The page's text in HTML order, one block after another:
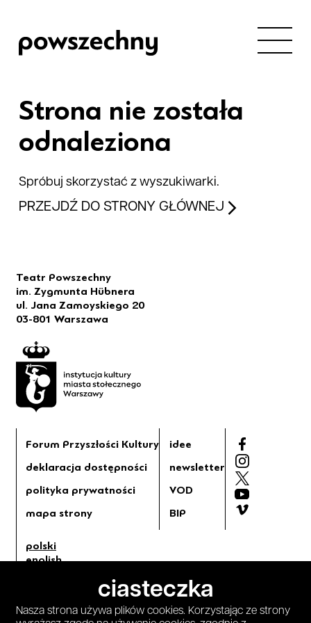
Strona nie została
odnaleziona
Spróbuj skorzystać z wyszukiwarki.
PRZEJDŹ DO STRONY GŁÓWNEJ
Teatr Powszechny
im. Zygmunta Hübnera
ul. Jana Zamoyskiego 20
03-801 Warszawa
Forum Przyszłości Kultury
deklaracja dostępności
polityka prywatności
mapa strony
idee
newsletter
VOD
BIP
polski
english
ciasteczka
Nasza strona używa plików cookies. Korzystając ze strony